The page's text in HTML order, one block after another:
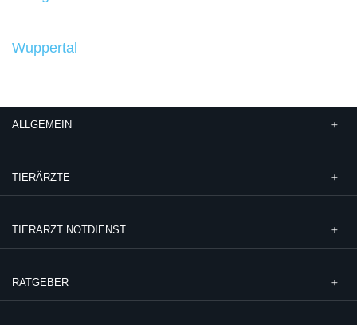
Wuppertal
ALLGEMEIN
TIERÄRZTE
TIERARZT NOTDIENST
RATGEBER